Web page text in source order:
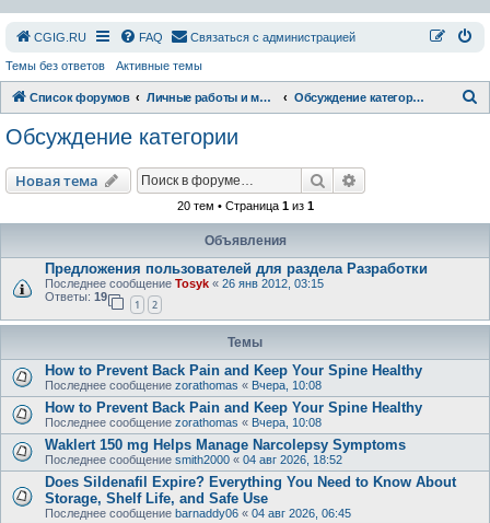
СGIG.RU FAQ Связаться с администрацией
Темы без ответов Активные темы
Список форумов Личные работы и модификации Обсуждение категории
Обсуждение категории
Новая тема Поиск
20 тем • Страница 1из 1
Объявления
Предложения пользователей для раздела Разработки
Последнее сообщение Tosyk « 26 янв 2012, 03:15
Ответы: 19
1 2
Темы
How to Prevent Back Pain and Keep Your Spine Healthy
Последнее сообщение zorathomas « Вчера, 10:08
How to Prevent Back Pain and Keep Your Spine Healthy
Последнее сообщение zorathomas « Вчера, 10:08
Waklert 150 mg Helps Manage Narcolepsy Symptoms
Последнее сообщение smith2000 « 04 авг 2026, 18:52
Does Sildenafil Expire? Everything You Need to Know About
Storage, Shelf Life, and Safe Use
Последнее сообщение barnaddy06 « 04 авг 2026, 06:45